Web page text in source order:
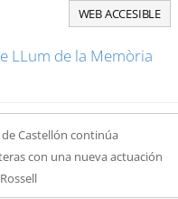
WEB ACCESIBLE
Castellón continúa
con una nueva actuación